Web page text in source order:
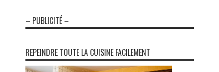
– PUBLICITÉ –
REPEINDRE TOUTE LA CUISINE FACILEMENT